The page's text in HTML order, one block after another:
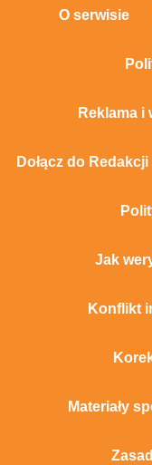
O serwisie
Reklama i
Dołącz do Redakcji
Jak
Konflikt
Materiały